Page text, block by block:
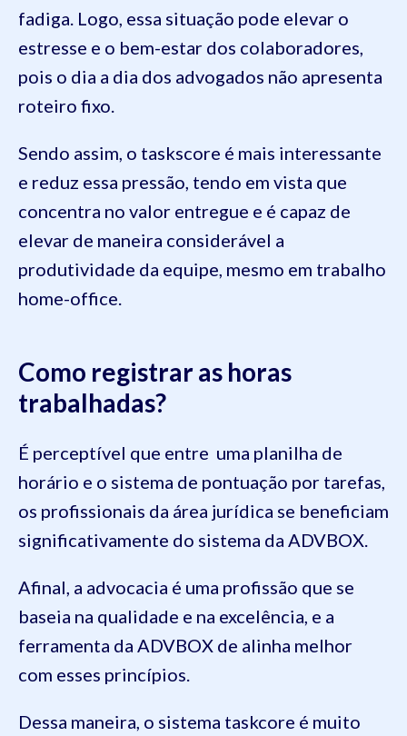
fadiga. Logo, essa situação pode elevar o
estresse e o bem-estar dos colaboradores,
pois o dia a dia dos advogados não apresenta
roteiro fixo.
Sendo assim, o taskscore é mais interessante
e reduz essa pressão, tendo em vista que
concentra no valor entregue e é capaz de
elevar de maneira considerável a
produtividade da equipe, mesmo em trabalho
home-office.
Como registrar as horas
trabalhadas?
É perceptível que entre uma planilha de
horário e o sistema de pontuação por tarefas,
os profissionais da área jurídica se beneficiam
significativamente do sistema da ADVBOX.
Afinal, a advocacia é uma profissão que se
baseia na qualidade e na excelência, e a
ferramenta da ADVBOX de alinha melhor
com esses princípios.
Dessa maneira, o sistema taskcore é muito